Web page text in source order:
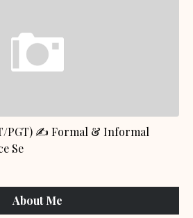
PGT) ✍️ Formal & Informal
Se
About Me